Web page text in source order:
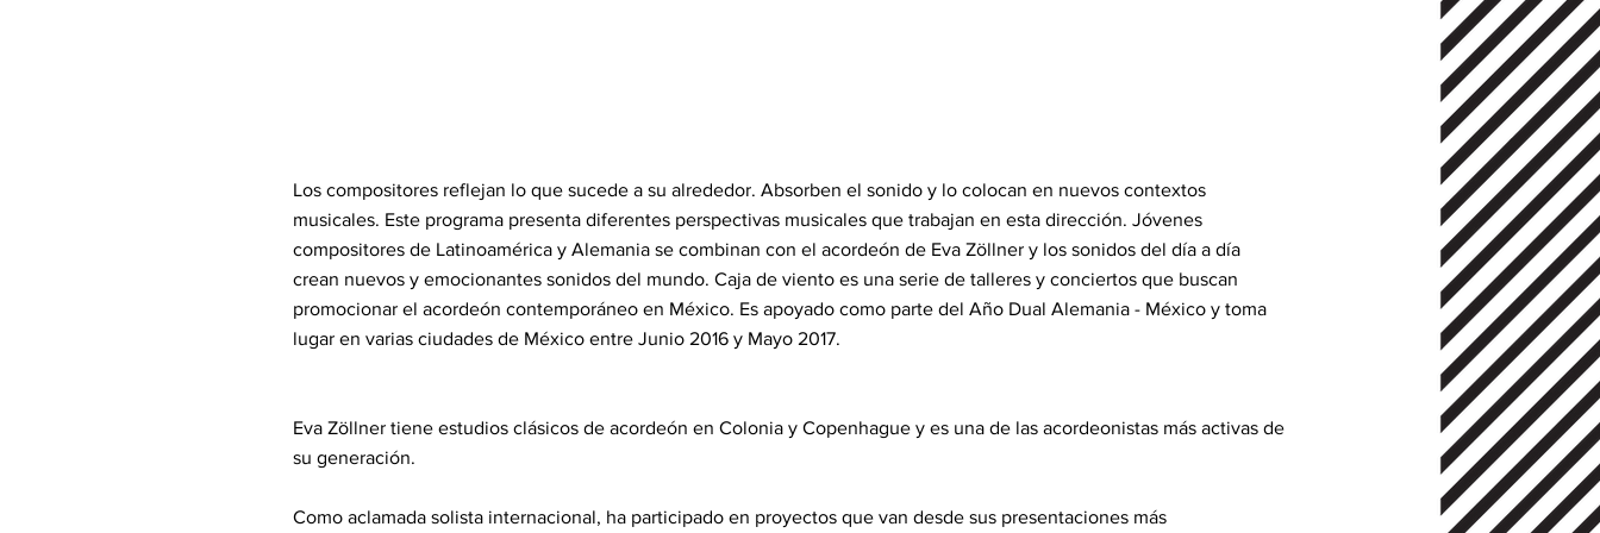
Los compositores reflejan lo que sucede a su alrededor. Absorben el sonido y lo colocan en nuevos contextos
musicales. Este programa presenta diferentes perspectivas musicales que trabajan en esta dirección. Jóvenes
compositores de Latinoamérica y Alemania se combinan con el acordeón de Eva Zöllner y los sonidos del día a día
crean nuevos y emocionantes sonidos del mundo. Caja de viento es una serie de talleres y conciertos que buscan
promocionar el acordeón contemporáneo en México. Es apoyado como parte del Año Dual Alemania - México y toma
lugar en varias ciudades de México entre Junio 2016 y Mayo 2017.
Eva Zöllner tiene estudios clásicos de acordeón en Colonia y Copenhague y es una de las acordeonistas más activas de
su generación.
Como aclamada solista internacional, ha participado en proyectos que van desde sus presentaciones más